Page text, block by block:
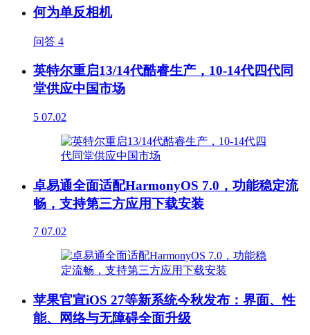
何为单反相机
问答 4
英特尔重启13/14代酷睿生产，10-14代四代同
堂供应中国市场
5 07.02
卓易通全面适配HarmonyOS 7.0，功能稳定流
畅，支持第三方应用下载安装
7 07.02
苹果官宣iOS 27等新系统今秋发布：界面、性
能、网络与无障碍全面升级